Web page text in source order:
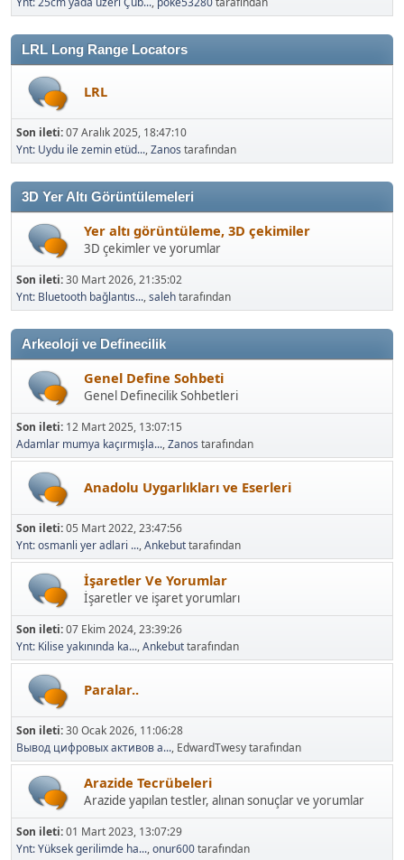
LRL Long Range Locators
LRL
Son ileti:07 Aralık 2025, 18:47:10
Ynt: Uydu ile zemin etüd...,Zanos tarafından
3D Yer Altı Görüntülemeleri
Yer altı görüntüleme, 3D çekimiler
3D çekimler ve yorumlar
Son ileti:30 Mart 2026, 21:35:02
Ynt: Bluetooth bağlantıs...,salehtarafından
Arkeoloji ve Definecilik
Genel Define Sohbeti
Genel Definecilik Sohbetleri
Son ileti: 12 Mart 2025, 13:07:15
Adamlar mumya kaçırmışla...,Zanos tarafından
Anadolu Uygarlıkları ve Eserleri
Son ileti:05 Mart 2022, 23:47:56
Ynt: osmanli yer adlari ...,Ankebuttarafından
İşaretler Ve Yorumlar
İşaretler ve işaret yorumları
Son ileti:07 Ekim 2024, 23:39:26
Ynt: Kilise yakınında ka...,Ankebuttarafından
Paralar..
Son ileti:30 Ocak 2026, 11:06:28
Вывод цифровых активов а..., EdwardTwesy tarafından
Arazide Tecrübeleri
Arazide yapılan testler, alınan sonuçlar ve yorumlar
Son ileti:01 Mart 2023, 13:07:29
Ynt: Yüksek gerilimde ha...,onur600tarafından